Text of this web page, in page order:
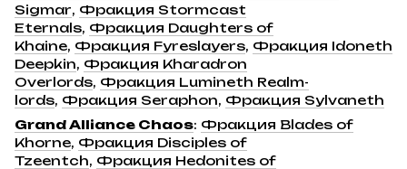
Sigmar, Фракция Stormcast
Eternals, Фракция Daughters of
Khaine, Фракция Fyreslayers, Фракция Idoneth
Deepkin, Фракция Kharadron
Overlords, Фракция Lumineth Realm-
lords, Фракция Seraphon, Фракция Sylvaneth
Grand Alliance Chaos: Фракция Blades of
Khorne, Фракция Disciples of
Tzeentch, Фракция Hedonites of